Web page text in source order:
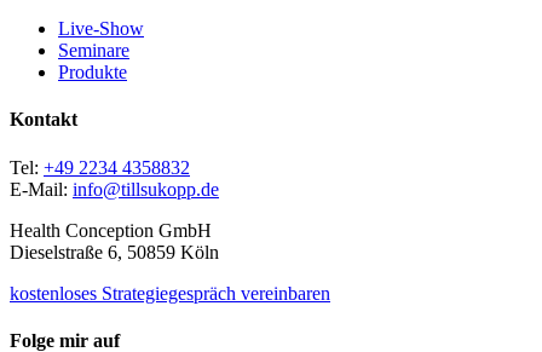
Live-Show
Seminare
Produkte
Kontakt
Tel: +49 2234 4358832
E-Mail: info@tillsukopp.de
Health Conception GmbH
Dieselstraße 6, 50859 Köln
kostenloses Strategiegespräch vereinbaren
Folge mir auf